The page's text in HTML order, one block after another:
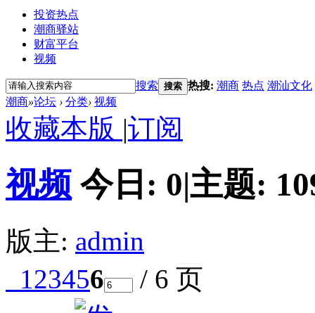
投资热点
潮商驿站
财富平台
视频
搜索 搜索 热搜: 潮商 热点 潮汕文化
潮商»论坛 › 分类› 视频
收藏本版 |订阅
视频 今日: 0|主题:
版主: admin
123456 / 6 页